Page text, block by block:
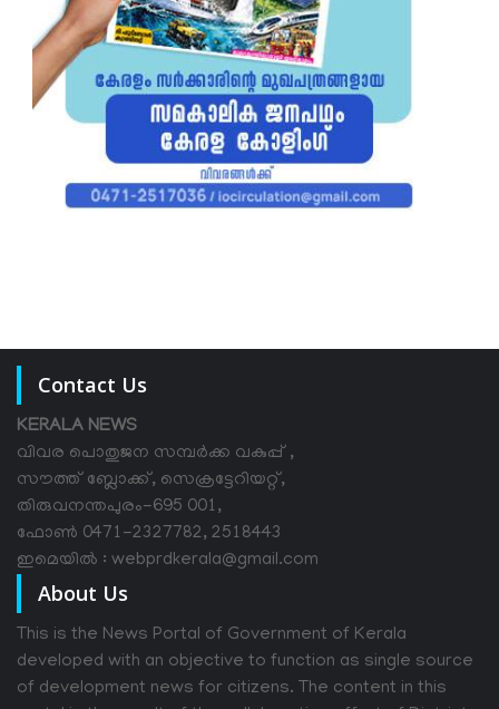
Contact Us
KERALA NEWS
വിവര പൊതുജന സമ്പര്‍ക്ക വകുപ്പ് ,
സൗത്ത് ബ്ലോക്ക്, സെക്രട്ടേറിയറ്റ്,
തിരുവനന്തപുരം-695 001,
ഫോൺ 0471-2327782, 2518443
ഇമെയിൽ : webprdkerala@gmail.com
About Us
This is the News Portal of Government of Kerala
developed with an objective to function as single source
of development news for citizens. The content in this